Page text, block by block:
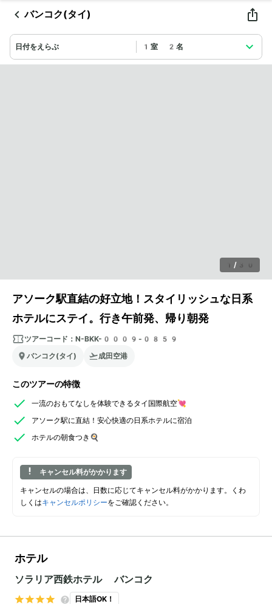
バンコク(タイ)
日付をえらぶ 1室 2名
1 / 30
アソーク駅直結の好立地！スタイリッシュな日系
ホテルにステイ。行き午前発、帰り朝発
ツアーコード： N-BKK-0009-0859
バンコク(タイ)
成田空港
このツアーの特徴
一流のおもてなしを体験できるタイ国際航空💘
アソーク駅に直結！安心快適の日系ホテルに宿泊
ホテルの朝食つき🍳
キャンセル料がかかります
キャンセルの場合は、日数に応じてキャンセル料がかかります。くわ
しくはキャンセルポリシーをご確認ください。
ホテル
ソラリア西鉄ホテル バンコク
日本語OK！